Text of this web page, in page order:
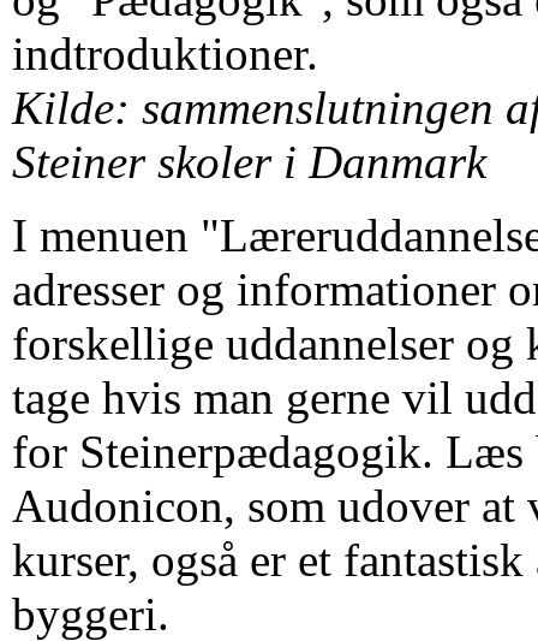
indtroduktioner.
Kilde: sammenslutningen
Steiner skoler i Danmark
I menuen
adresser og informationer
forskellige uddannelser og
tage hvis man gerne vil
for Steinerpædagogik. Læs
Audonicon, som udover at
kurser, også er et
byggeri.